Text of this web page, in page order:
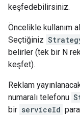
keşfedebilirsiniz.
Öncelikle kullanım
Seçtiğiniz
belirler (tek bir N
keşfet).
Reklam
numaralı telefonu
bir serviceId